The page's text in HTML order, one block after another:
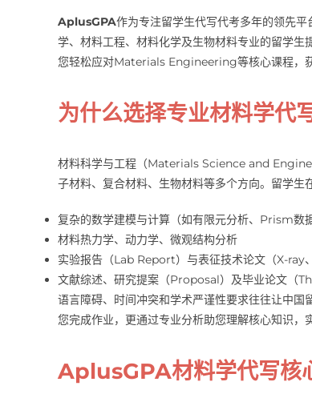
AplusGPA作为专注留学生代写代考多年的领先平
学、材料工程、材料化学及生物材料专业的留学生
您轻松应对Materials Engineering等核心课程，
为什么选择专业材料学代
材料科学与工程（Materials Science and
子材料、复合材料、生物材料等多个方向。留学生
复杂的数学建模与计算（如有限元分析、Prism数据
材料热力学、动力学、微观结构分析
实验报告（Lab Report）与表征技术论文（X-ray
文献综述、研究提案（Proposal）及毕业论文（
语言障碍、时间冲突和学术严谨性要求往往让中
您完成作业，更通过专业分析助您理解核心知识，
AplusGPA材料学代写核